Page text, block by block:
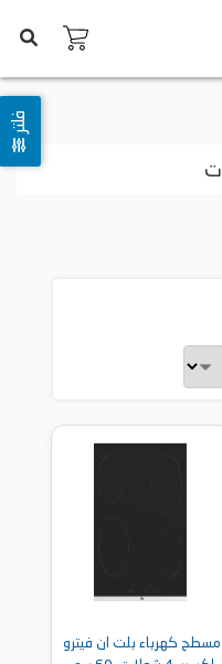
فلتر
مسطح كهرباء بلت ان فيترو